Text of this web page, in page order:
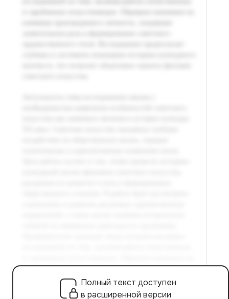
Полный текст доступен
в расширенной версии